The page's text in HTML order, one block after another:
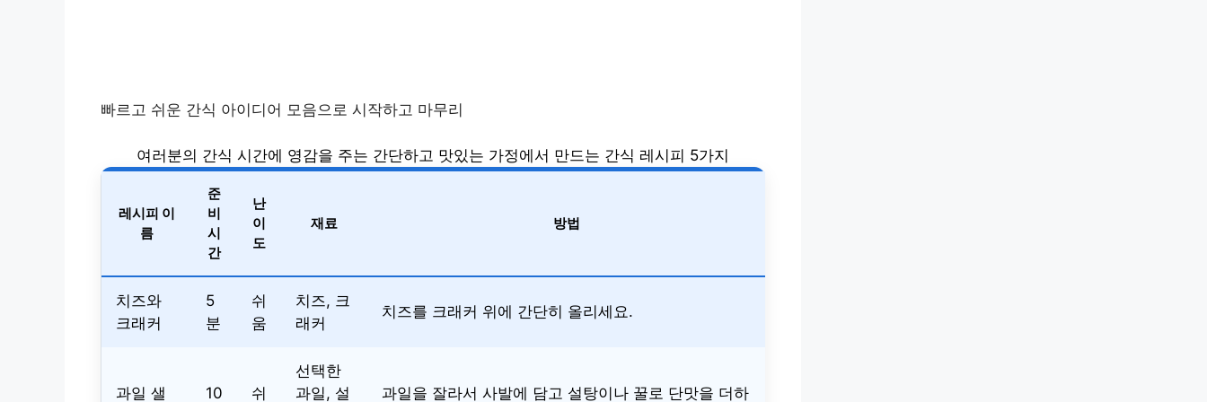
빠르고 쉬운 간식 아이디어 모음으로 시작하고 마무리
여러분의 간식 시간에 영감을 주는 간단하고 맛있는 가정에서 만드는 간식 레시피 5가지
레시피 이
름
준
비
시
간
난
이
도
재료 방법
치즈와
크래커
5
분
쉬
움
치즈, 크
래커
치즈를 크래커 위에 간단히 올리세요.
과일 샐 10 쉬
선택한
과일, 설
과일을 잘라서 사발에 담고 설탕이나 꿀로 단맛을 더하